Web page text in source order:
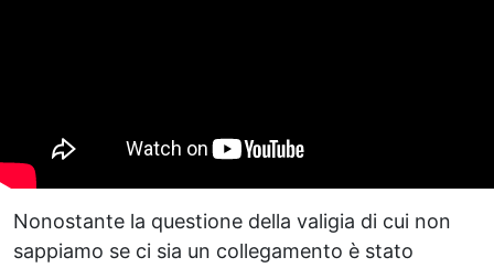
Nonostante la questione della valigia di cui non
sappiamo se ci sia un collegamento è stato